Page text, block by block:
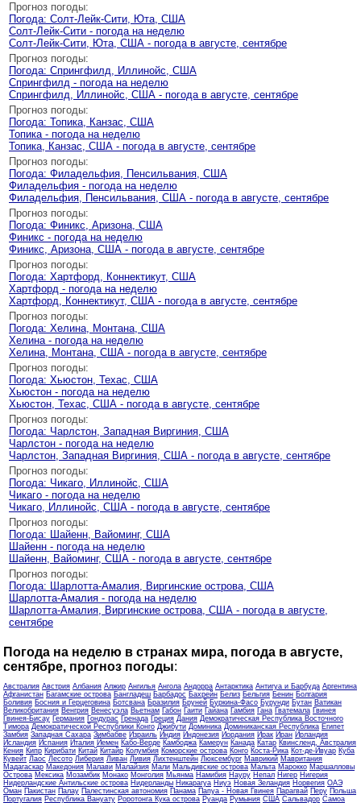
Прогноз погоды:
Погода: Солт-Лейк-Сити, Юта, США
Солт-Лейк-Сити - погода на неделю
Солт-Лейк-Сити, Юта, США - погода в августе, сентябре
Прогноз погоды:
Погода: Спрингфилд, Иллинойс, США
Спрингфилд - погода на неделю
Спрингфилд, Иллинойс, США - погода в августе, сентябре
Прогноз погоды:
Погода: Топика, Канзас, США
Топика - погода на неделю
Топика, Канзас, США - погода в августе, сентябре
Прогноз погоды:
Погода: Филадельфия, Пенсильвания, США
Филадельфия - погода на неделю
Филадельфия, Пенсильвания, США - погода в августе, сентябре
Прогноз погоды:
Погода: Финикс, Аризона, США
Финикс - погода на неделю
Финикс, Аризона, США - погода в августе, сентябре
Прогноз погоды:
Погода: Хартфорд, Коннектикут, США
Хартфорд - погода на неделю
Хартфорд, Коннектикут, США - погода в августе, сентябре
Прогноз погоды:
Погода: Хелина, Монтана, США
Хелина - погода на неделю
Хелина, Монтана, США - погода в августе, сентябре
Прогноз погоды:
Погода: Хьюстон, Техас, США
Хьюстон - погода на неделю
Хьюстон, Техас, США - погода в августе, сентябре
Прогноз погоды:
Погода: Чарлстон, Западная Виргиния, США
Чарлстон - погода на неделю
Чарлстон, Западная Виргиния, США - погода в августе, сентябре
Прогноз погоды:
Погода: Чикаго, Иллинойс, США
Чикаго - погода на неделю
Чикаго, Иллинойс, США - погода в августе, сентябре
Прогноз погоды:
Погода: Шайенн, Вайоминг, США
Шайенн - погода на неделю
Шайенн, Вайоминг, США - погода в августе, сентябре
Прогноз погоды:
Погода: Шарлотта-Амалия, Виргинские острова, США
Шарлотта-Амалия - погода на неделю
Шарлотта-Амалия, Виргинские острова, США - погода в августе,
сентябре
Погода на неделю в странах мира, погода в августе,
сентябре, прогноз погоды:
Австралия Австрия Албания Алжир Ангилья Ангола Андорра Антарктика Антигуа и Барбуда Аргентина
Афганистан Багамские острова Бангладеш Барбадос Бахрейн Белиз Бельгия Бенин Болгария
Боливия Босния и Герцеговина Ботсвана Бразилия Бруней Буркина-Фасо Бурунди Бутан Ватикан
Великобритания Венгрия Венесуэла Вьетнам Габон Гаити Гайана Гамбия Гана Гватемала Гвинея
Гвинея-Бисау Германия Гондурас Гренада Греция Дания Демократическая Республика Восточного
Тимора Демократической Республики Конго Джибути Доминика Доминиканская Республика Египет
Замбия Западная Сахара Зимбабве Израиль Индия Индонезия Иордания Ирак Иран Ирландия
Исландия Испания Италия Йемен Кабо-Верде Камбоджа Камерун Канада Катар Квинсленд, Австралия
Кения Кипр Кирибати Китай Китайр Колумбия Коморские острова Конго Коста-Рика Кот-де-Ивуар Куба
Кувейт Лаос Лесото Либерия Ливан Ливия Лихтенштейн Люксембург Маврикий Мавритания
Мадагаскар Македония Малави Малайзия Мали Мальдивские острова Мальта Марокко Маршалловы
Острова Мексика Мозамбик Монако Монголия Мьянма Намибия Науру Непал Нигер Нигерия
Нидерландские Антильские острова Нидерланды Никарагуа Ниуэ Новая Зеландия Норвегия ОАЭ
Оман Пакистан Палау Палестинская автономия Панама Папуа - Новая Гвинея Парагвай Перу Польша
Португалия Республика Вануату Роротонга Кука острова Руанда Румыния США Сальвадор Самоа